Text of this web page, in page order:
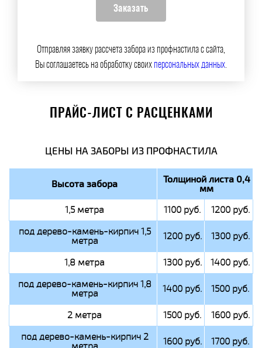
Отправляя заявку рассчета забора из профнастила с сайта,
Вы соглашаетесь на обработку своихперсональных данных.
ПРАЙС-ЛИСТ С РАСЦЕНКАМИ
ЦЕНЫ НА ЗАБОРЫ ИЗ ПРОФНАСТИЛА
Высота забора Толщиной листа 0,4
мм
1,5 метра 1100 руб.
1200 руб.
под дерево-камень-кирпич 1,5
метра 1200 руб. 1300 руб.
1,8 метра 1300 руб.
1400 руб.
под дерево-камень-кирпич 1,8
метра 1400 руб. 1500 руб.
2 метра 1500 руб.
1600 руб.
под дерево-камень-кирпич 2
1600 руб. 1700 руб.